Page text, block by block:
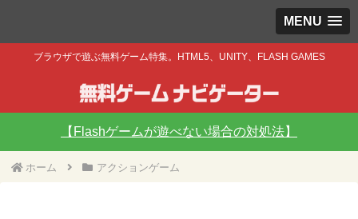
MENU
ブラウザで遊ぶ無料ゲーム特集。HTML5、UNITY、FLASH GAMES
【Flashゲームが遊べない場合の対処法】
ホーム アクションゲーム